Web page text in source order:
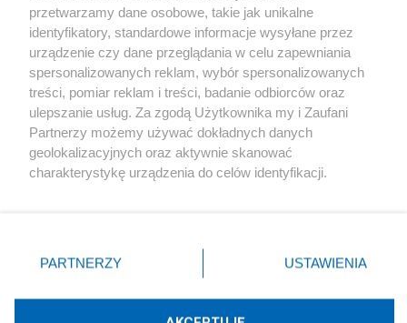
Kultura
X Facebook Instagram Youtube
przetwarzamy dane osobowe, takie jak unikalne
identyfikatory, standardowe informacje wysyłane przez
urządzenie czy dane przeglądania w celu zapewniania
spersonalizowanych reklam, wybór spersonalizowanych
treści, pomiar reklam i treści, badanie odbiorców oraz
ulepszanie usług. Za zgodą Użytkownika my i Zaufani
Partnerzy możemy używać dokładnych danych
geolokalizacyjnych oraz aktywnie skanować
charakterystykę urządzenia do celów identyfikacji.
zmienić/wycofać klikając przycisk ustawień prywatności
znajdujący się w lewym dolnym rogu strony
rodzaje przetwarzania danych nie wymagają zgody
użytkownika, ale masz prawo sprzeciwić się takiemu
PARTNERZY USTAWIENIA